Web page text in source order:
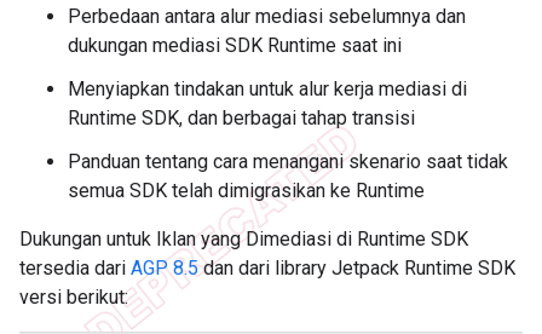
Perbedaan antara alur mediasi sebelumnya dan
dukungan mediasi SDK Runtime saat ini
Menyiapkan tindakan untuk alur kerja mediasi di
Runtime SDK, dan berbagai tahap transisi
Panduan tentang cara menangani skenario saat tidak
semua SDK telah dimigrasikan ke Runtime
Dukungan untuk Iklan yang Dimediasi di Runtime SDK
tersedia dari AGP 8.5dan dari library Jetpack Runtime SDK
versi berikut: